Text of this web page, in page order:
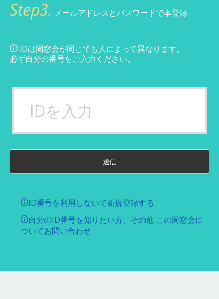
Step3. メールアドレスとパスワードで本登録
IDは同窓会が同じでも人によって異なります。
必ず自分の番号をご入力ください。
送信
ID番号を利用しないで新規登録する
自分のID番号を知りたい方、その他 この同窓会に
ついてお問い合わせ